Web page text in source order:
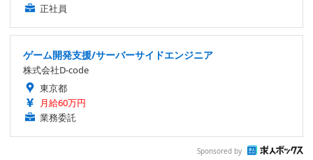
正社員
ゲーム開発支援/サーバーサイドエンジニア
株式会社D-code
東京都
月給60万円
業務委託
Sponsored by